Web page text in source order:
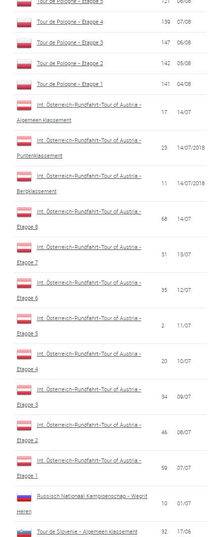
Tour de Pologne - Etappe 4 139 07/08
Tour de Pologne - Etappe 3 147 06/08
Tour de Pologne - Etappe 2 142 05/08
Tour de Pologne - Etappe 1 141 04/08
Int. Österreich-Rundfahrt-Tour of Austria -
Algemeen klassement
17 14/07
Int. Österreich-Rundfahrt-Tour of Austria -
Puntenklassement
23 14/07/2018
Int. Österreich-Rundfahrt-Tour of Austria -
Bergklassement
11 14/07/2018
Int. Österreich-Rundfahrt-Tour of Austria -
Etappe 8
68 14/07
Int. Österreich-Rundfahrt-Tour of Austria -
Etappe 7
31 13/07
Int. Österreich-Rundfahrt-Tour of Austria -
Etappe 6
35 12/07
Int. Österreich-Rundfahrt-Tour of Austria -
Etappe 5
2 11/07
Int. Österreich-Rundfahrt-Tour of Austria -
Etappe 4
20 10/07
Int. Österreich-Rundfahrt-Tour of Austria -
Etappe 3
34 09/07
Int. Österreich-Rundfahrt-Tour of Austria -
Etappe 2
46 08/07
Int. Österreich-Rundfahrt-Tour of Austria -
Etappe 1
59 07/07
Russisch Nationaal Kampioenschap - Wegrit
Heren
10 01/07
Tour de Slovenie - Algemeen klassement 32 17/06